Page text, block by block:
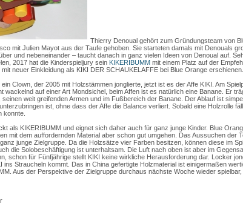
Thierry Denoual gehört zum Gründungsteam von
mit Julien Mayot aus der Taufe gehoben. Sie starteten damals mit Denouals
und nebeneinander – taucht danach in ganz vielen Ideen von Denoual auf.
2017 hat die Kinderspieljury sein KIKERIBUMMmit einem Platz auf der
neuer Einkleidung als KIKI DER SCHAUKELAFFE bei Blue Orange erschienen.
Clown, der 2005 mit Holzstämmen jonglierte, jetzt ist es der Affe KIKI. Am
wackelnd auf einer Art Mondsichel, beim Affen ist es natürlich eine Banane. Er
weit greifenden Armen und im Fußbereich der Banane. Der Ablauf ist
ist, ohne dass der Affe die Balance verliert. Sobald eine Holzrolle
konnte.
als KIKERIBUMM und eignet sich daher auch für ganz junge Kinder. Blue
mit dem auffordernden Material aber schon gut umgehen. Das Aussuchen der
junge Zielgruppe. Da die Holzsätze vier Farben besitzen, können diese im
die Solobeschäftigung ist unterhaltsam. Die Luft nach oben ist aber im
schon für Fünfjährige stellt KIKI keine wirkliche Herausforderung dar. Locker
ins Straucheln kommt. Das in China gefertigte Holzmaterial ist einigermaßen
Aus der Perspektive der Zielgruppe durchaus nächste Woche wieder spielbar,